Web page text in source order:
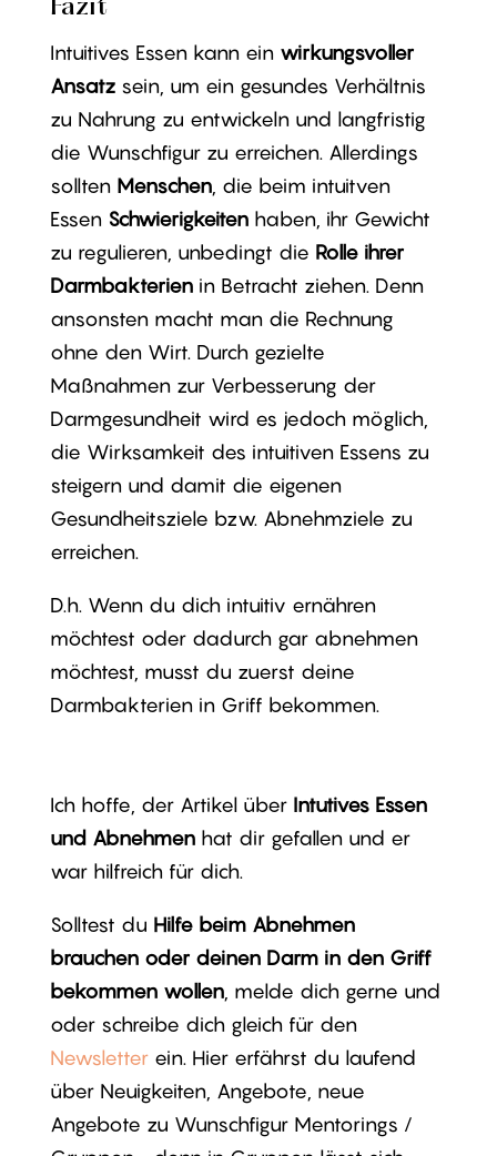
Fazit
Intuitives Essen kann ein wirkungsvoller
Ansatzsein, um ein gesundes Verhältnis
zu Nahrung zu entwickeln und langfristig
die Wunschfigur zu erreichen. Allerdings
sollten Menschen, die beim intuitven
Essen Schwierigkeitenhaben, ihr Gewicht
zu regulieren, unbedingt die Rolle ihrer
Darmbakterienin Betracht ziehen. Denn
ansonsten macht man die Rechnung
ohne den Wirt. Durch gezielte
Maßnahmen zur Verbesserung der
Darmgesundheit wird es jedoch möglich,
die Wirksamkeit des intuitiven Essens zu
steigern und damit die eigenen
Gesundheitsziele bzw. Abnehmziele zu
erreichen.
D.h. Wenn du dich intuitiv ernähren
möchtest oder dadurch gar abnehmen
möchtest, musst du zuerst deine
Darmbakterien in Griff bekommen.
Ich hoffe, der Artikel über Intutives Essen
und Abnehmenhat dir gefallen und er
war hilfreich für dich.
Solltest du Hilfe beim Abnehmen
brauchen oder deinen Darm in den Griff
bekommen wollen, melde dich gerne und
oder schreibe dich gleich für den
Newsletterein. Hier erfährst du laufend
über Neuigkeiten, Angebote, neue
Angebote zu Wunschfigur Mentorings /